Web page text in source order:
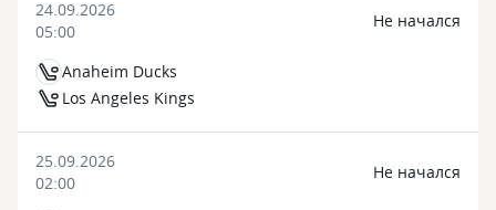
24.09.2026
05:00
Anaheim Ducks
Los Angeles Kings
Не начался
25.09.2026
02:00
Не начался